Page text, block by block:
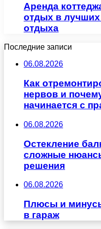
Аренда
отдых в
отдыха
Последние записи
06.08.2026
Как
нервов и
начинается с
06.08.2026
Остекление
сложные
решения
06.08.2026
Плюсы и
в гараж